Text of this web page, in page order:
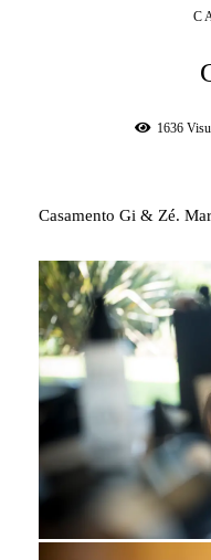
1636
Casamento Gi & Zé.